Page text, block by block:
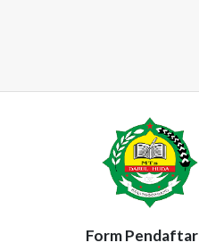
Form